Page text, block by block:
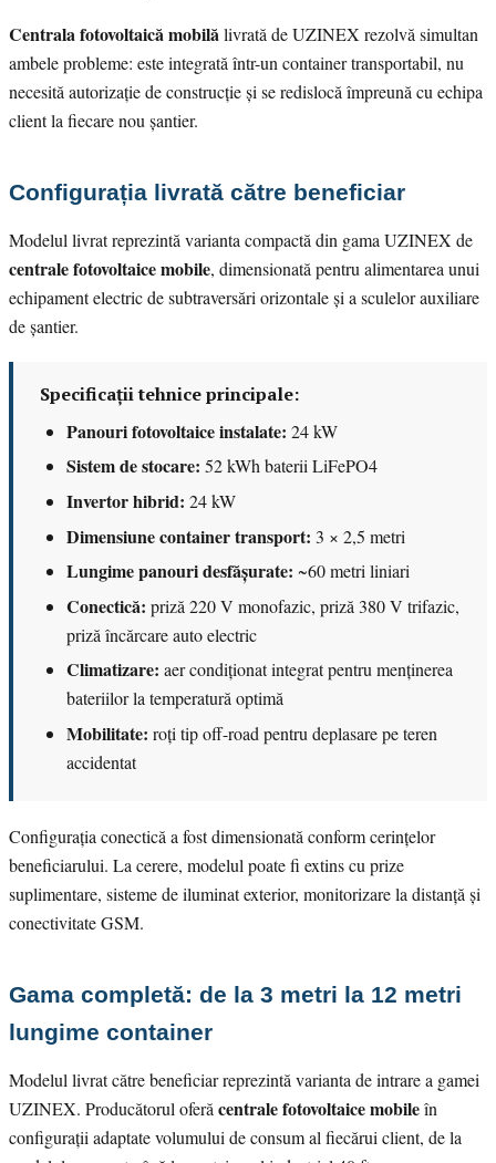
Centrala fotovoltaică mobilă livrată de UZINEX rezolvă simultan
ambele probleme: este integrată într-un container transportabil, nu
necesită autorizație de construcție și se redislocă împreună cu echipa
client la fiecare nou șantier.
Configurația livrată către beneficiar
Modelul livrat reprezintă varianta compactă din gama UZINEX de
centrale fotovoltaice mobile, dimensionată pentru alimentarea unui
echipament electric de subtraversări orizontale și a sculelor auxiliare
de șantier.
Specificații tehnice principale:
Panouri fotovoltaice instalate: 24 kW
Sistem de stocare: 52 kWh baterii LiFePO4
Invertor hibrid: 24 kW
Dimensiune container transport: 3 × 2,5 metri
Lungime panouri desfășurate: ~60 metri liniari
Conectică: priză 220 V monofazic, priză 380 V trifazic,
priză încărcare auto electric
Climatizare: aer condiționat integrat pentru menținerea
bateriilor la temperatură optimă
Mobilitate: roți tip off-road pentru deplasare pe teren
accidentat
Configurația conectică a fost dimensionată conform cerințelor
beneficiarului. La cerere, modelul poate fi extins cu prize
suplimentare, sisteme de iluminat exterior, monitorizare la distanță și
conectivitate GSM.
Gama completă: de la 3 metri la 12 metri
lungime container
Modelul livrat către beneficiar reprezintă varianta de intrare a gamei
UZINEX. Producătorul oferă centrale fotovoltaice mobileîn
configurații adaptate volumului de consum al fiecărui client, de la